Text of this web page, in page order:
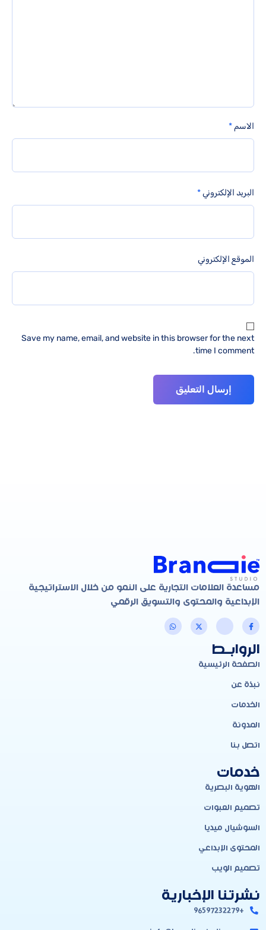
الاسم *
البريد الإلكتروني*
الموقع الإلكتروني
Save my name, email, and website in this browser for the next
time I comment.
مساعدة العلامات التجارية على النمو من خلال الاستراتيجية
الإبداعية والمحتوى والتسويق الرقمي
الروابـط
الصفحة الرئيسية
نبذة عن
الخدمات
المدونة
اتصل بنا
خدمات
الهوية البصرية
تصميم العبوات
السوشيال ميديا
المحتوى الإبداعي
تصميم الويب
نشرتنا الإخبارية
+96597232279